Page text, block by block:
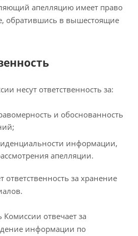
апелляцию имеет право
обратившись в вышестоящие
несут ответственность за:
и обоснованность
информации,
апелляции.
ответственность за хранение
отвечает за
информации по